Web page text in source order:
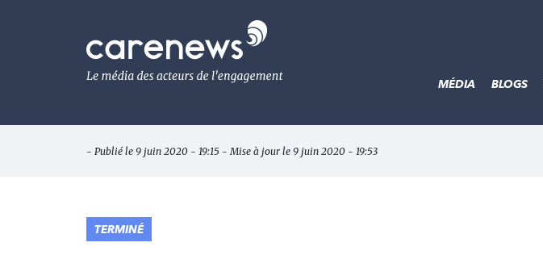
Le
média
de
l'engagement
MÉDIA BLOGS
- Publié le 9 juin 2020 - 19:15 - Mise à jour le 9 juin 2020 - 19:53
TERMINÉ